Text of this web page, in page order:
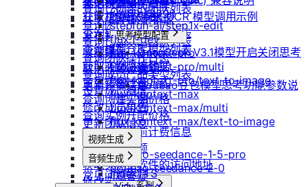
无卡模式
获取机型族列表
查询软件端口映射列表
查询模型仓库模型列表
获取实例监控数据
变更实例计费方式
查询创建实例价格
查询实例升配价格
查询实例当前计费信息
查询退费金额
获取实例上软件的访问地址
修改实例名称
查询镜像制作进度
共享/取消共享镜像
发布镜像到社区
收藏镜像
取消收藏镜像
更新镜像信息
查询已创建的团队列表
查询团队邀请记录
查询已加入的团队列表
查询团队操作日志
查询成员产品类型列表
设置成员额度
修改成员角色
更新团队信息
DeepSeek-OCR 模型调用示例
思考模型配置
DeepSeek V3.1模型开启关闭思考
说明
Doubao豆包模型思考功能参数说
明
Qwen-Image
stepfun-ai/step1x-edit
flux.1-dev
flux-kontext-pro
flux-kontext-pro/multi
flux-kontext-pro/text-to-image
flux-kontext-max
flux-kontext-max/multi
flux-kontext-max/text-to-image
视频生成
doubao-seedance-1-5-pro
doubao-seedance-2-0
音频生成
IndexTTS
常见问题答疑